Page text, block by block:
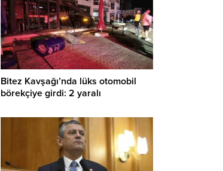
Bitez Kavşağı’nda lüks otomobil
börekçiye girdi: 2 yaralı